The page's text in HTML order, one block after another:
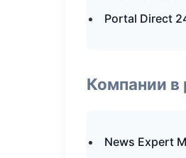
Portal Direct
Компании
News Expert